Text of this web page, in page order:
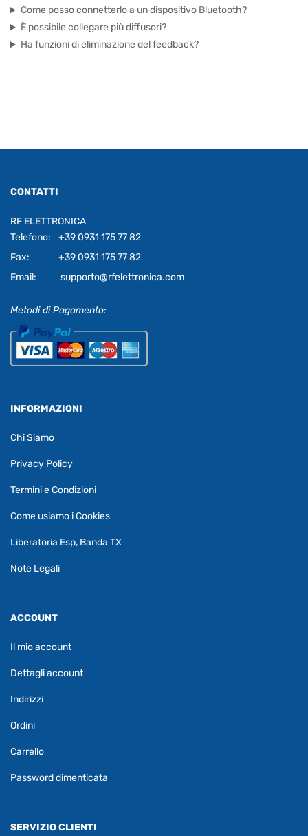
Come posso connetterlo a un dispositivo Bluetooth?
È possibile collegare più diffusori?
Ha funzioni di eliminazione del feedback?
CONTATTI
RF ELETTRONICA
Telefono:
+39 0931 175 77 82
Fax:
+39 0931 175 77 82
Email:
supporto@rfelettronica.com
Metodi di Pagamento:
INFORMAZIONI
Chi Siamo
Privacy Policy
Termini e Condizioni
Come usiamo i Cookies
Liberatoria Esp, Banda TX
Note Legali
ACCOUNT
Il mio account
Dettagli account
Indirizzi
Ordini
Carrello
Password dimenticata
SERVIZIO CLIENTI